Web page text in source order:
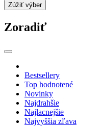
Zúžiť výber
Zoradiť
Bestsellery
Top hodnotené
Novinky
Najdrahšie
Najlacnejšie
Najvyššia zľava